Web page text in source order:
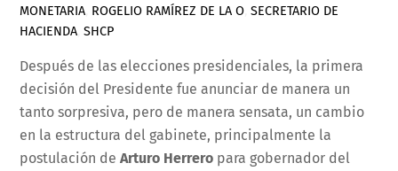
MONETARIA ROGELIO RAMÍREZ DE LA O ,SECRETARIO DE
HACIENDA ,SHCP
Después de las elecciones presidenciales, la primera
decisión del Presidente fue anunciar de manera un
tanto sorpresiva, pero de manera sensata, un cambio
en la estructura del gabinete, principalmente la
postulación de Arturo Herrero para gobernador del